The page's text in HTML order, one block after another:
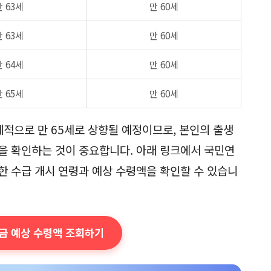
63세 만 60세
63세 만 60세
64세 만 60세
65세 만 60세
으로 만 65세로 상향될 예정이므로, 본인의 출생
확인하는 것이 중요합니다. 아래 링크에서 국민연
수급 개시 연령과 예상 수령액을 확인할 수 있습니
예상 수령액 조회하기